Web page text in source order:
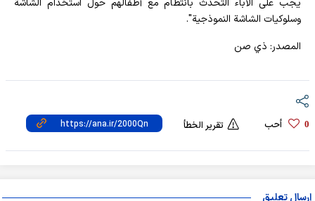
وسلوكيات الشاشة النموذجية".
المصدر: ذي صن
0 أحب تقرير الخطأ
إرسال تعليق